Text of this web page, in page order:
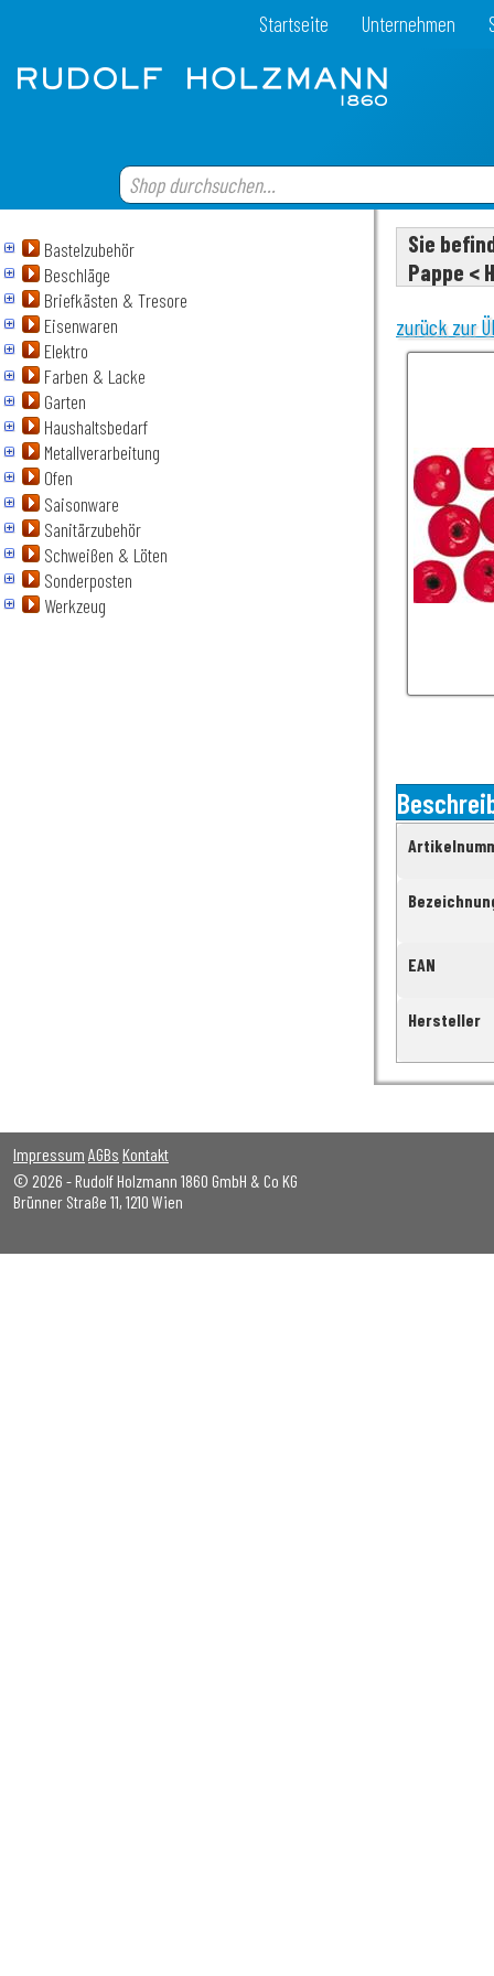
Startseite Unternehmen
Bastelzubehör
Beschläge
Briefkästen & Tresore
Eisenwaren
Elektro
Farben & Lacke
Garten
Haushaltsbedarf
Metallverarbeitung
Ofen
Saisonware
Sanitärzubehör
Schweißen & Löten
Sonderposten
Werkzeug
Sie
Pappe <
zurück zur
EAN
Hersteller
Impressum AGBs Kontakt
© 2026 - Rudolf Holzmann 1860 GmbH & Co KG
Brünner Straße 11, 1210 Wien